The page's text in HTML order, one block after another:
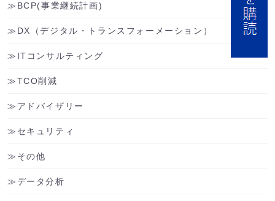
BCP(事業継続計画)
DX（デジタル・トランスフォーメーション）
ITコンサルティング
TCO削減
アドバイザリー
セキュリティ
その他
データ分析